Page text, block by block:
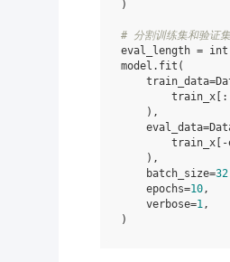
)
# 分割训练集和验证集
eval_length = int
model . fit (
train_data=
train_x [:
),
eval_data=
train_x [ -
),
batch_size=32
epochs=10,
verbose=1,
)